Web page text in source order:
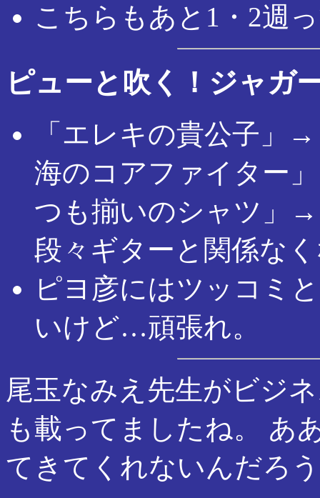
こちらもあと1・2週
ピューと吹く！ジャガ
「エレキの貴公子」
海のコアファイター
つも揃いのシャツ」
段々ギターと関係な
ピヨ彦にはツッコミ
いけど…頑張れ。
尾玉なみえ先生がビジ
も載ってましたね。 あ
てきてくれないんだろ